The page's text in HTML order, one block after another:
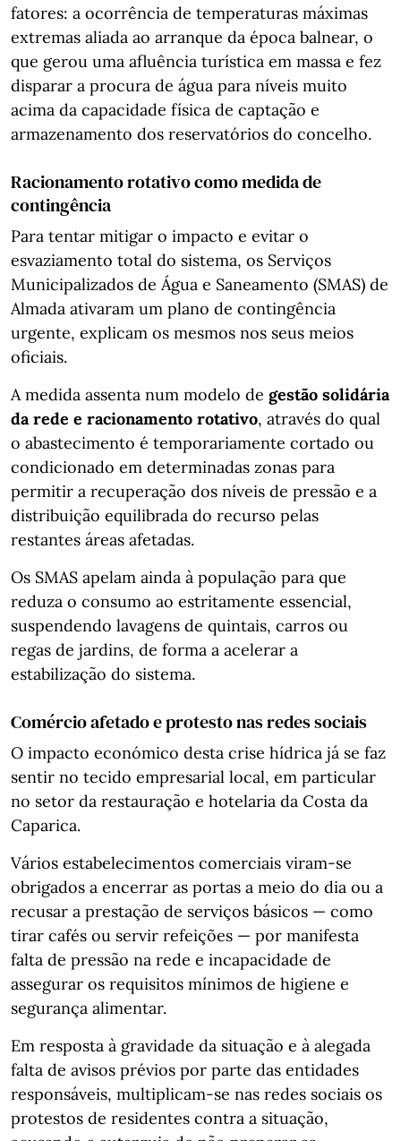
fatores: a ocorrência de temperaturas máximas
extremas aliada ao arranque da época balnear, o
que gerou uma afluência turística em massa e fez
disparar a procura de água para níveis muito
acima da capacidade física de captação e
armazenamento dos reservatórios do concelho.
Racionamento rotativo como medida de
contingência
Para tentar mitigar o impacto e evitar o
esvaziamento total do sistema, os Serviços
Municipalizados de Água e Saneamento (SMAS) de
Almada ativaram um plano de contingência
urgente, explicam os mesmos nos seus meios
oficiais.
A medida assenta num modelo de gestão solidária
da rede e racionamento rotativo, através do qual
o abastecimento é temporariamente cortado ou
condicionado em determinadas zonas para
permitir a recuperação dos níveis de pressão e a
distribuição equilibrada do recurso pelas
restantes áreas afetadas.
Os SMAS apelam ainda à população para que
reduza o consumo ao estritamente essencial,
suspendendo lavagens de quintais, carros ou
regas de jardins, de forma a acelerar a
estabilização do sistema.
Comércio afetado e protesto nas redes sociais
O impacto económico desta crise hídrica já se faz
sentir no tecido empresarial local, em particular
no setor da restauração e hotelaria da Costa da
Caparica.
Vários estabelecimentos comerciais viram-se
obrigados a encerrar as portas a meio do dia ou a
recusar a prestação de serviços básicos — como
tirar cafés ou servir refeições — por manifesta
falta de pressão na rede e incapacidade de
assegurar os requisitos mínimos de higiene e
segurança alimentar.
Em resposta à gravidade da situação e à alegada
falta de avisos prévios por parte das entidades
responsáveis, multiplicam-se nas redes sociais os
protestos de residentes contra a situação,